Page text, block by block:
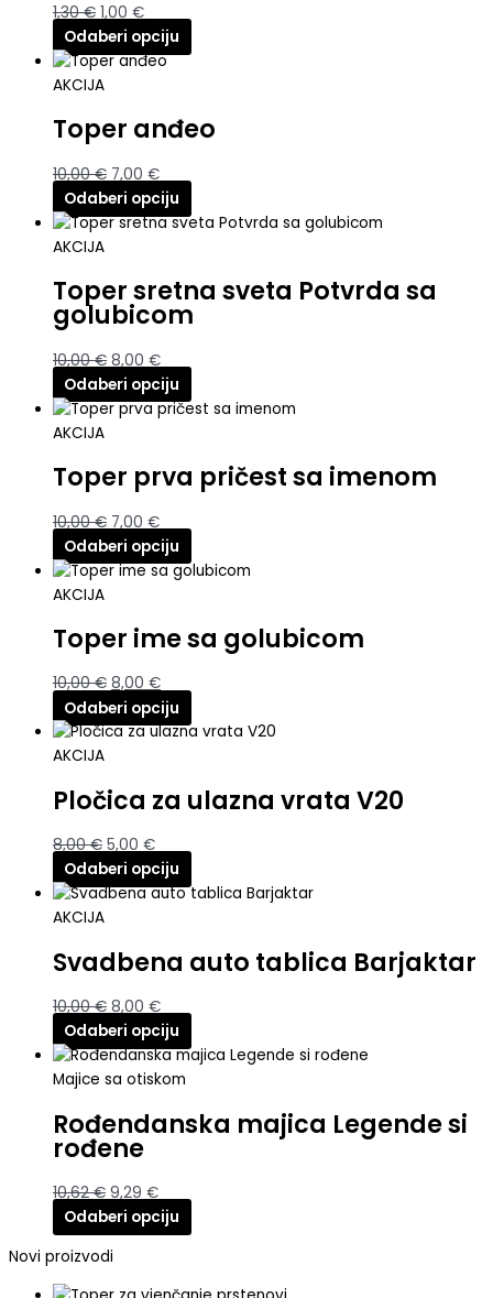
1,30€ 1,00 €
Odaberi opciju
AKCIJA
Toper anđeo
10,00€ 7,00 €
Odaberi opciju
AKCIJA
Toper sretna sveta Potvrda sa
golubicom
10,00€ 8,00 €
Odaberi opciju
AKCIJA
Toper prva pričest sa imenom
10,00€ 7,00 €
Odaberi opciju
AKCIJA
Toper ime sa golubicom
10,00€ 8,00 €
Odaberi opciju
AKCIJA
Pločica za ulazna vrata V20
8,00€ 5,00 €
Odaberi opciju
AKCIJA
Svadbena auto tablica Barjaktar
10,00€ 8,00 €
Odaberi opciju
Majice sa otiskom
Rođendanska majica Legende si
rođene
10,62€ 9,29 €
Odaberi opciju
Novi proizvodi